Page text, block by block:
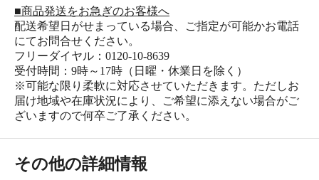
■商品発送をお急ぎのお客様へ
配送希望日がせまっている場合、ご指定が可能かお電話
にてお問合せください。
フリーダイヤル：0120-10-8639
受付時間：9時～17時（日曜・休業日を除く）
※可能な限り柔軟に対応させていただきます。ただしお
届け地域や在庫状況により、ご希望に添えない場合がご
ざいますので何卒ご了承ください。
その他の詳細情報